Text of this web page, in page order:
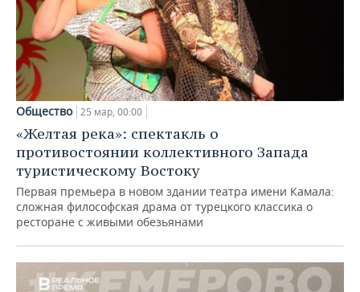
Общество 25 мар, 00:00
«Желтая река»: спектакль о
противостоянии коллективного Запада
туристическому Востоку
Первая премьера в новом здании театра имени Камала:
сложная философская драма от турецкого классика о
ресторане с живыми обезьянами